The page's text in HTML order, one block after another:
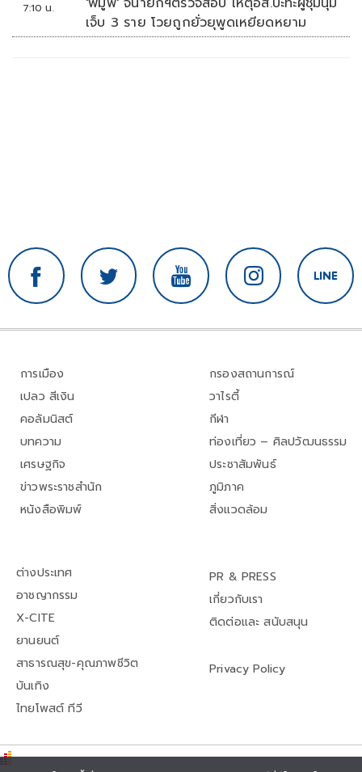
7:10 น.
เจ็บ 3 ราย โวยถูกยั่วยุพูดเหยียดหยาม
การเมือง
เปลว สีเงิน
คอลัมนิสต์
บทความ
เศรษฐกิจ
ข่าวพระราชสำนัก
หนังสือพิมพ์
กรองสถานการณ์
วาไรตี้
กีฬา
ท่องเที่ยว – ศิลปวัฒนธรรม
ประชาสัมพันธ์
ภูมิภาค
สิ่งแวดล้อม
ต่างประเทศ
อาชญากรรม
X-CITE
ยานยนต์
สาธารณสุข-คุณภาพชีวิต
บันเทิง
ไทยโพสต์ ทีวี
PR & PRESS
เกี่ยวกับเรา
ติดต่อและ สนับสนุน
Privacy Policy